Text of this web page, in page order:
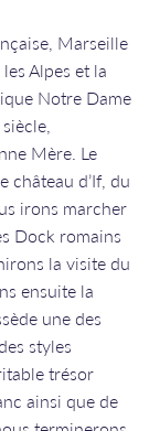
Marseille
Alpes et la
Notre Dame
Mère. Le
château d’If, du
irons marcher
Dock romains
la visite du
ensuite la
une des
styles
trésor
ainsi que de